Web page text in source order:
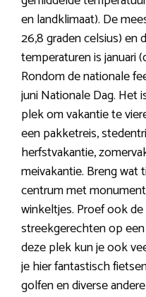
en landklimaat). De
26,8 graden celsius) en
temperaturen is januari
Rondom de nationale
juni Nationale Dag. Het
plek om vakantie te
een pakketreis,
herfstvakantie,
meivakantie. Breng
centrum met
winkeltjes. Proef ook
streekgerechten op
deze plek kun je ook
je hier fantastisch
golfen en diverse